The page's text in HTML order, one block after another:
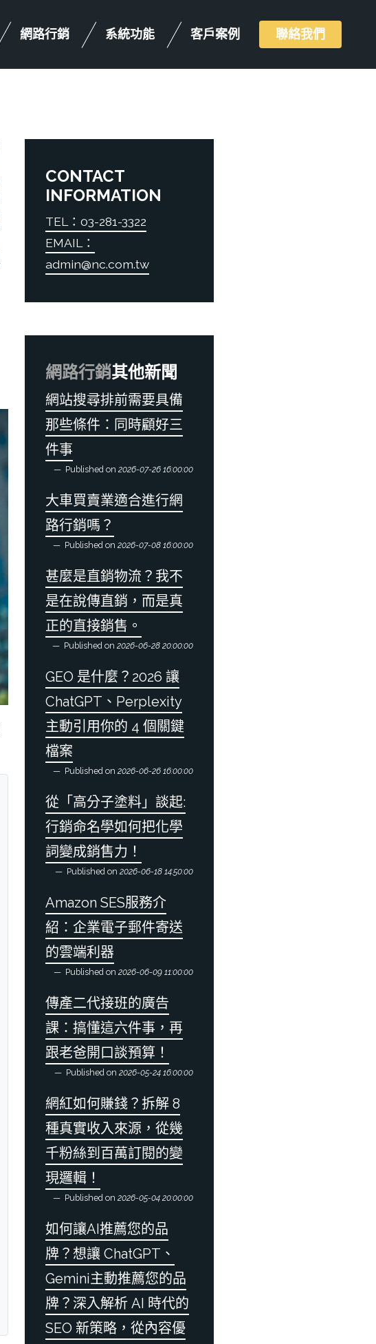
網路行銷 系統功能 客戶案例 聯絡我們
CONTACT
INFORMATION
TEL：03-281-3322
EMAIL：
admin@nc.com.tw
網路行銷其他新聞
網站搜尋排前需要具備
那些條件：同時顧好三
件事
Published on 2026-07-26 16:00:00
大車買賣業適合進行網
路行銷嗎？
Published on 2026-07-08 16:00:00
甚麼是直銷物流？我不
是在說傳直銷，而是真
正的直接銷售。
Published on 2026-06-28 20:00:00
GEO 是什麼？2026 讓
ChatGPT、Perplexity
主動引用你的 4 個關鍵
檔案
Published on 2026-06-26 16:00:00
從「高分子塗料」談起:
行銷命名學如何把化學
詞變成銷售力！
Published on 2026-06-18 14:50:00
Amazon SES服務介
紹：企業電子郵件寄送
的雲端利器
Published on 2026-06-09 11:00:00
傳產二代接班的廣告
課：搞懂這六件事，再
跟老爸開口談預算！
Published on 2026-05-24 16:00:00
網紅如何賺錢？拆解 8
種真實收入來源，從幾
千粉絲到百萬訂閱的變
現邏輯！
Published on 2026-05-04 20:00:00
如何讓AI推薦您的品
牌？想讓 ChatGPT、
Gemini主動推薦您的品
牌？深入解析 AI 時代的
SEO 新策略，從內容優